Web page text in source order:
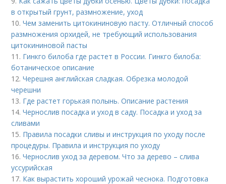
в открытый грунт, размножение, уход
10.Чем заменить цитокининовую пасту. Отличный способ
размножения орхидей, не требующий использования
цитокининовой пасты
11. Гинкго билоба где растет в России. Гинкго билоба:
ботаническое описание
12.Черешня английская сладкая. Обрезка молодой
черешни
13. Где растет горькая полынь. Описание растения
14.Чернослив посадка и уход в саду. Посадка и уход за
сливами
15. Правила посадки сливы и инструкция по уходу после
процедуры. Правила и инструкция по уходу
16.Чернослив уход за деревом. Что за дерево – слива
уссурийская
17. Как вырастить хороший урожай чеснока. Подготовка